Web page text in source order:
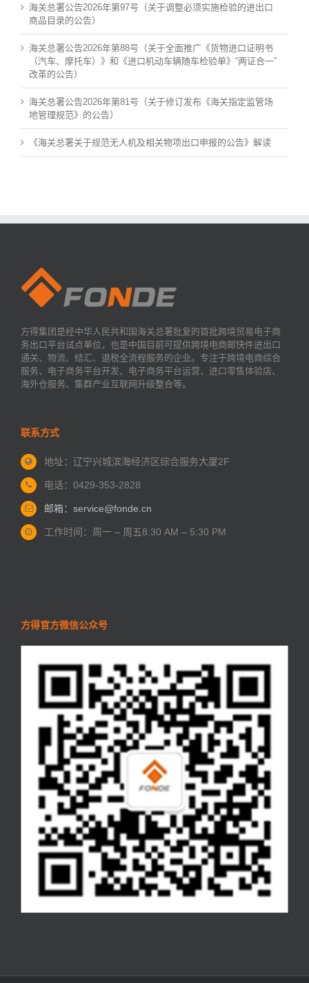
海关总署公告2026年第97号（关于调整必须实施检验的进出口
商品目录的公告）
海关总署公告2026年第88号（关于全面推广《货物进口证明书
（汽车、摩托车）》和《进口机动车辆随车检验单》“两证合一”
改革的公告）
海关总署公告2026年第81号（关于修订发布《海关指定监管场
地管理规范》的公告）
《海关总署关于规范无人机及相关物项出口申报的公告》解读
方得集团是经中华人民共和国海关总署批复的首批跨境贸易电子商
务出口平台试点单位，也是中国目前可提供跨境电商邮快件进出口
通关、物流、结汇、退税全流程服务的企业。专注于跨境电商综合
服务、电子商务平台开发、电子商务平台运营、进口零售体验店、
海外仓服务、集群产业互联网升级整合等。
联系方式
地址：辽宁兴城滨海经济区综合服务大厦2F
电话：0429-353-2828
邮箱：service@fonde.cn
工作时间：周一 – 周五8:30 AM – 5:30 PM
方得官方微信公众号